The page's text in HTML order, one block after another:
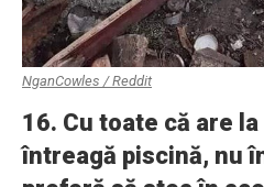
NganCowles / Reddit
16. Cu toate că are
întreagă piscină, nu